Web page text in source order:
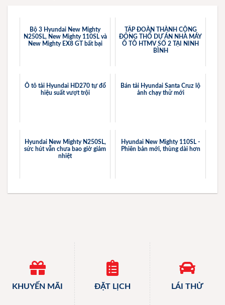
Bộ 3 Hyundai New Mighty
N250SL, New Mighty 110SL và
New Mighty EX8 GT bất bại
TẬP ĐOÀN THÀNH CÔNG
ĐỘNG THỔ DỰ ÁN NHÀ MÁY
Ô TÔ HTMV SỐ 2 TẠI NINH
BÌNH
Ô tô tải Hyundai HD270 tự đổ
hiệu suất vượt trội
Bán tải Hyundai Santa Cruz lộ
ảnh chạy thử mới
Hyundai New Mighty N250SL,
sức hút vẫn chưa bao giờ giảm
nhiệt
Hyundai New Mighty 110SL -
Phiên bản mới, thùng dài hơn
KHUYẾN MÃI ĐẶT LỊCH LÁI THỬ